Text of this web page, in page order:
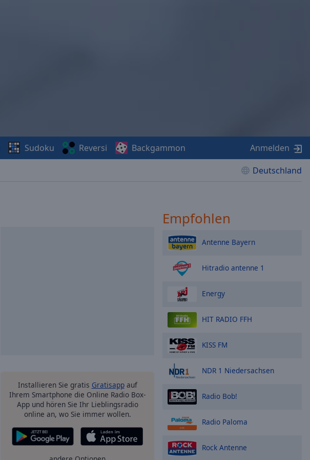
Deutschland
Sudoku Reversi Backgammon Anmelden
Installieren Sie gratis Gratisappauf
Ihrem Smartphone die Online Radio Box-
App und hören Sie Ihr Lieblingsradio
online an, wo Sie immer wollen.
Empfohlen
Antenne Bayern
Hitradio antenne 1
Energy
HIT RADIO FFH
KISS FM
NDR 1 Niedersachsen
Radio Bob!
Radio Paloma
Rock Antenne